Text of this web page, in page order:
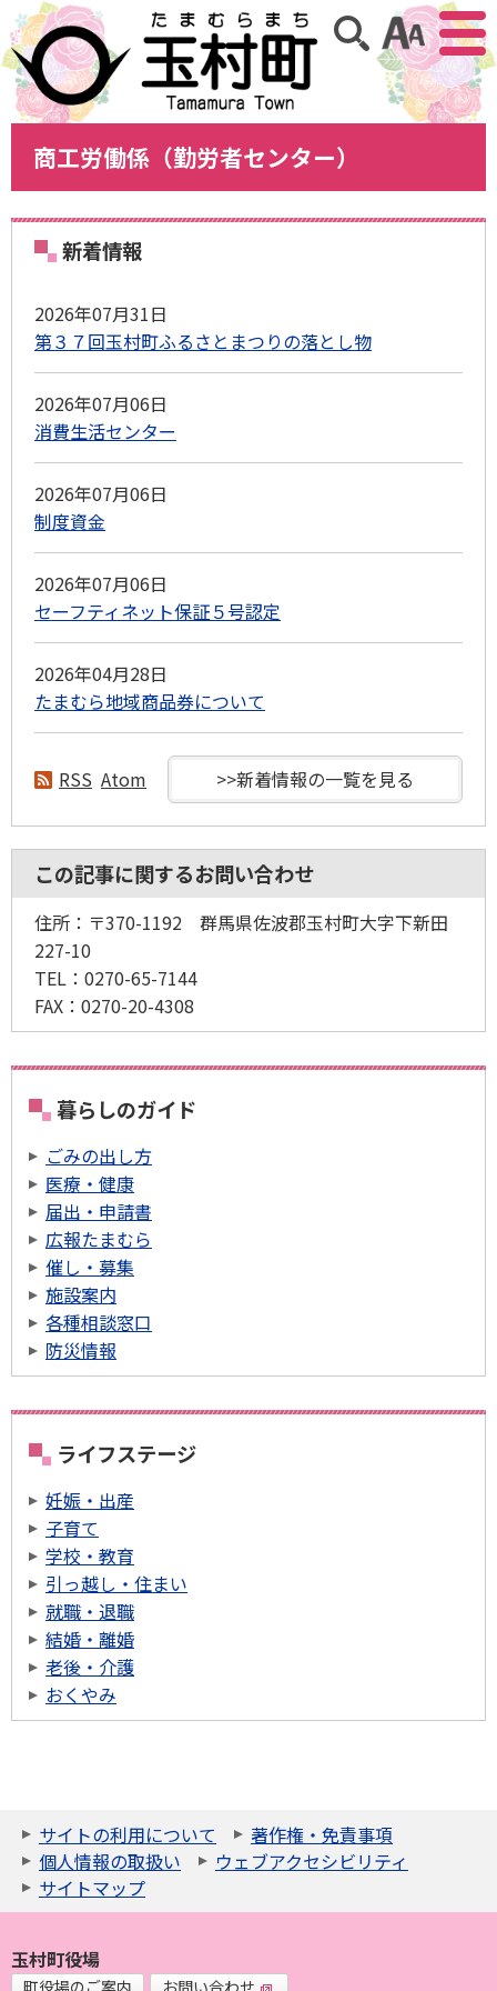
アクセ
サイト内検索
商工労働係（勤労者センター）
RSS Atom
新着情報
2026年07月31日
第３７回玉村町ふるさとまつりの落とし物
2026年07月06日
消費生活センター
2026年07月06日
制度資金
2026年07月06日
セーフティネット保証５号認定
2026年04月28日
たまむら地域商品券について
>>新着情報の一覧を見る
この記事に関するお問い合わせ
住所：〒370-1192 群馬県佐波郡玉村町大字下新田
227-10
TEL：0270-65-7144
FAX：0270-20-4308
暮らしのガイド
ごみの出し方
医療・健康
届出・申請書
広報たまむら
催し・募集
施設案内
各種相談窓口
防災情報
ライフステージ
妊娠・出産
子育て
学校・教育
引っ越し・住まい
就職・退職
結婚・離婚
老後・介護
おくやみ
サイトの利用について
著作権・免責事項
個人情報の取扱い
ウェブアクセシビリティ
サイトマップ
玉村町役場